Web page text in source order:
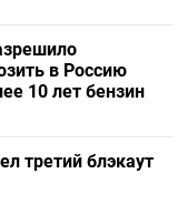
в Россию
10 лет бензин
третий блэкаут